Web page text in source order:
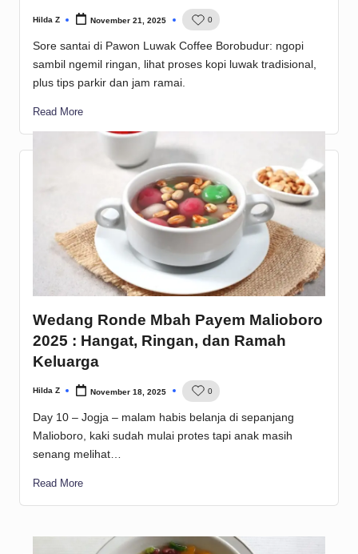
Posted
Hilda Z November 21, 2025 0
Sore santai di Pawon Luwak Coffee Borobudur: ngopi
sambil ngemil ringan, lihat proses kopi luwak tradisional,
plus tips parkir dan jam ramai.
Read More
Wedang Ronde Mbah Payem Malioboro
2025 : Hangat, Ringan, dan Ramah
Keluarga
Posted
Hilda Z November 18, 2025 0
Day 10 – Jogja – malam habis belanja di sepanjang
Malioboro, kaki sudah mulai protes tapi anak masih
senang melihat…
Read More